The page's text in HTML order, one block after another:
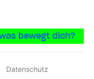
bewegt dich?
Datenschutz